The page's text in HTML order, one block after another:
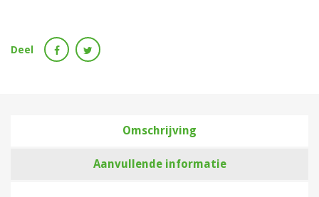
Deel
Omschrijving
Aanvullende informatie